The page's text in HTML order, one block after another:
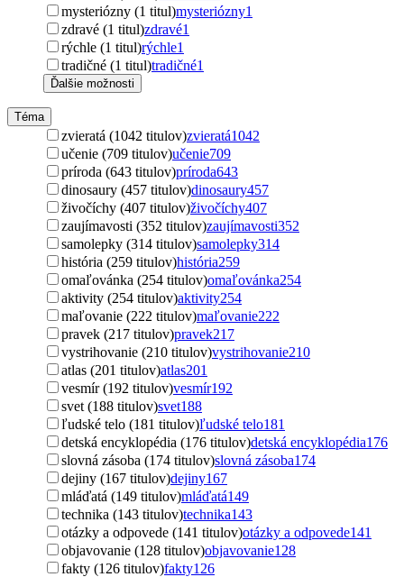
mysteriózny (1 titul)mysteriózny1
zdravé (1 titul)zdravé1
rýchle (1 titul)rýchle1
tradičné (1 titul)tradičné1
Ďalšie možnosti
Téma
zvieratá (1042 titulov)zvieratá1042
učenie (709 titulov)učenie709
príroda (643 titulov)príroda643
dinosaury (457 titulov)dinosaury457
živočíchy (407 titulov)živočíchy407
zaujímavosti (352 titulov)zaujímavosti352
samolepky (314 titulov)samolepky314
história (259 titulov)história259
omaľovánka (254 titulov)omaľovánka254
aktivity (254 titulov)aktivity254
maľovanie (222 titulov)maľovanie222
pravek (217 titulov)pravek217
vystrihovanie (210 titulov)vystrihovanie210
atlas (201 titulov)atlas201
vesmír (192 titulov)vesmír192
svet (188 titulov)svet188
ľudské telo (181 titulov)ľudské telo181
detská encyklopédia (176 titulov)detská encyklopédia176
slovná zásoba (174 titulov)slovná zásoba174
dejiny (167 titulov)dejiny167
mláďatá (149 titulov)mláďatá149
technika (143 titulov)technika143
otázky a odpovede (141 titulov)otázky a odpovede141
objavovanie (128 titulov)objavovanie128
fakty (126 titulov)fakty126